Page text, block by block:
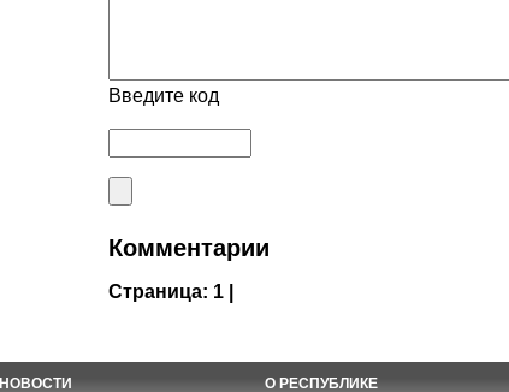
Введите код
Комментарии
Страница: 1 |
НОВОСТИ О РЕСПУБЛИКЕ